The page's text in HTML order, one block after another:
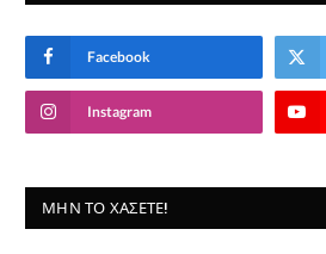
Facebook
Instagram
ΜΗΝ ΤΟ ΧΆΣΕΤΕ!